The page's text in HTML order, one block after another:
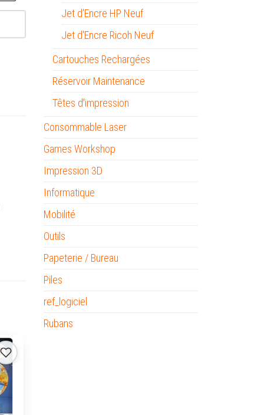
Jet d'Encre HP Neuf
Jet d'Encre Ricoh Neuf
Cartouches Rechargées
Réservoir Maintenance
Têtes d'impression
Consommable Laser
Games Workshop
Impression 3D
Informatique
Mobilité
Outils
Papeterie / Bureau
Piles
ref_logiciel
Rubans